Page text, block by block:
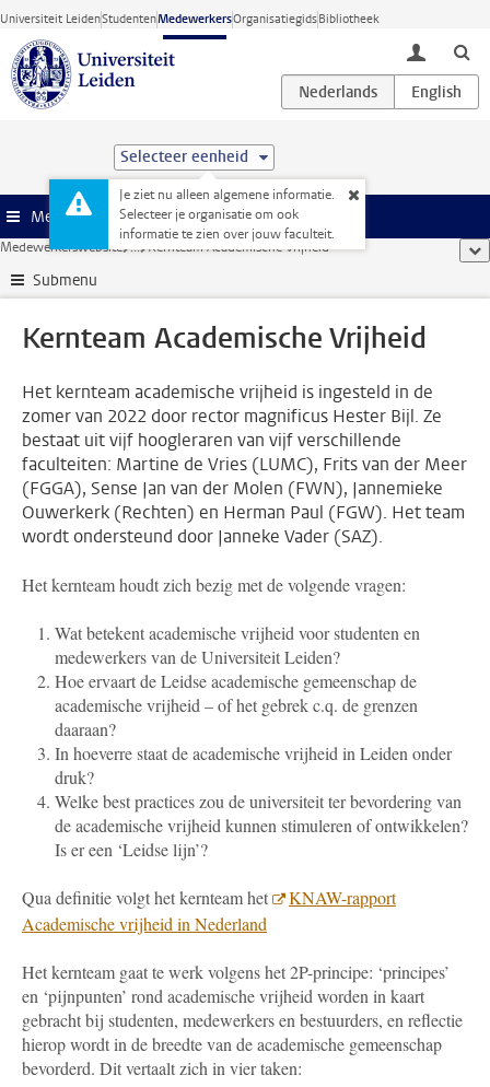
Ga direct naar de inhoud
Universiteit LeidenStudentenMedewerkersOrganisatiegidsBibliotheek
toggle
Selecteer eenheid
Je ziet nu alleen algemene informatie.
Selecteer je organisatie om ook
informatie te zien over jouw faculteit.
Menu
Medewerkerswebsite ... Kernteam Academische Vrijheid
Submenu
Kernteam Academische Vrijheid
Het kernteam academische vrijheid is ingesteld in de
zomer van 2022 door rector magnificus Hester Bijl. Ze
bestaat uit vijf hoogleraren van vijf verschillende
faculteiten: Martine de Vries (LUMC), Frits van der Meer
(FGGA), Sense Jan van der Molen (FWN), Jannemieke
Ouwerkerk (Rechten) en Herman Paul (FGW). Het team
wordt ondersteund door Janneke Vader (SAZ).
Het kernteam houdt zich bezig met de volgende vragen:
Wat betekent academische vrijheid voor studenten en
medewerkers van de Universiteit Leiden?
Hoe ervaart de Leidse academische gemeenschap de
academische vrijheid – of het gebrek c.q. de grenzen
daaraan?
In hoeverre staat de academische vrijheid in Leiden onder
druk?
Welke best practices zou de universiteit ter bevordering van
de academische vrijheid kunnen stimuleren of ontwikkelen?
Is er een ‘Leidse lijn’?
Qua definitie volgt het kernteam het
KNAW-rapport
Academische vrijheid in Nederland
Het kernteam gaat te werk volgens het 2P-principe: ‘principes’
en ‘pijnpunten’ rond academische vrijheid worden in kaart
gebrachtbij studenten, medewerkers en bestuurders, en reflectie
hierop wordt in de breedte van de academische gemeenschap
bevorderd. Dit vertaalt zich in vier taken: